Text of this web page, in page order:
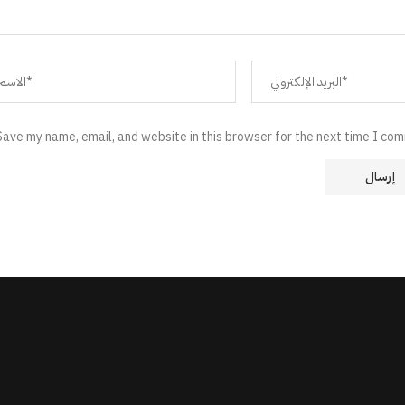
my name, email, and website in this browser for the next time I